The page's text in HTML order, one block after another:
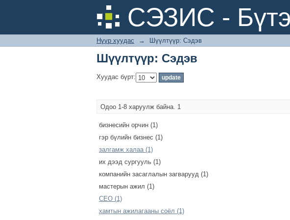
СЭЗИС -
Шүүлтүүр: Сэдэв
Нүүр хуудас → Шүүлтүүр: Сэдэв
Шүүлтүүр: Сэдэв
Хуудас бүрт:
Одоо 1-8 харуулж байна. 1
бизнесийн орчин (1)
гэр бүлийн бизнес (1)
залгамж халаа (1)
их дээд сургууль (1)
компанийн засаглалын загварууд (1)
мастерын ажил (1)
СЕО (1)
хамтын ажилагааны соёл (1)